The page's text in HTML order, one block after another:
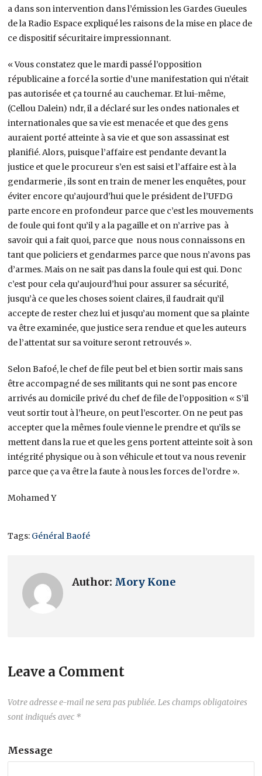
a dans son intervention dans l’émission les Gardes Gueules
de la Radio Espace expliqué les raisons de la mise en place de
ce dispositif sécuritaire impressionnant.
« Vous constatez que le mardi passé l’opposition
républicaine a forcé la sortie d’une manifestation qui n’était
pas autorisée et ça tourné au cauchemar. Et lui-même,
(Cellou Dalein) ndr, il a déclaré sur les ondes nationales et
internationales que sa vie est menacée et que des gens
auraient porté atteinte à sa vie et que son assassinat est
planifié. Alors, puisque l’affaire est pendante devant la
justice et que le procureur s’en est saisi et l’affaire est à la
gendarmerie , ils sont en train de mener les enquêtes, pour
éviter encore qu’aujourd’hui que le président de l’UFDG
parte encore en profondeur parce que c’est les mouvements
de foule qui font qu’il y a la pagaille et on n’arrive pas à
savoir qui a fait quoi, parce que nous nous connaissons en
tant que policiers et gendarmes parce que nous n’avons pas
d’armes. Mais on ne sait pas dans la foule qui est qui. Donc
c’est pour cela qu’aujourd’hui pour assurer sa sécurité,
jusqu’à ce que les choses soient claires, il faudrait qu’il
accepte de rester chez lui et jusqu’au moment que sa plainte
va être examinée, que justice sera rendue et que les auteurs
de l’attentat sur sa voiture seront retrouvés ».
Selon Bafoé, le chef de file peut bel et bien sortir mais sans
être accompagné de ses militants qui ne sont pas encore
arrivés au domicile privé du chef de file de l’opposition « S’il
veut sortir tout à l’heure, on peut l’escorter. On ne peut pas
accepter que la mêmes foule vienne le prendre et qu’ils se
mettent dans la rue et que les gens portent atteinte soit à son
intégrité physique ou à son véhicule et tout va nous revenir
parce que ça va être la faute à nous les forces de l’ordre ».
Mohamed Y
Tags: Général Baofé
Author: Mory Kone
Leave a Comment
Votre adresse e-mail ne sera pas publiée. Les champs obligatoires
sont indiqués avec *
Message